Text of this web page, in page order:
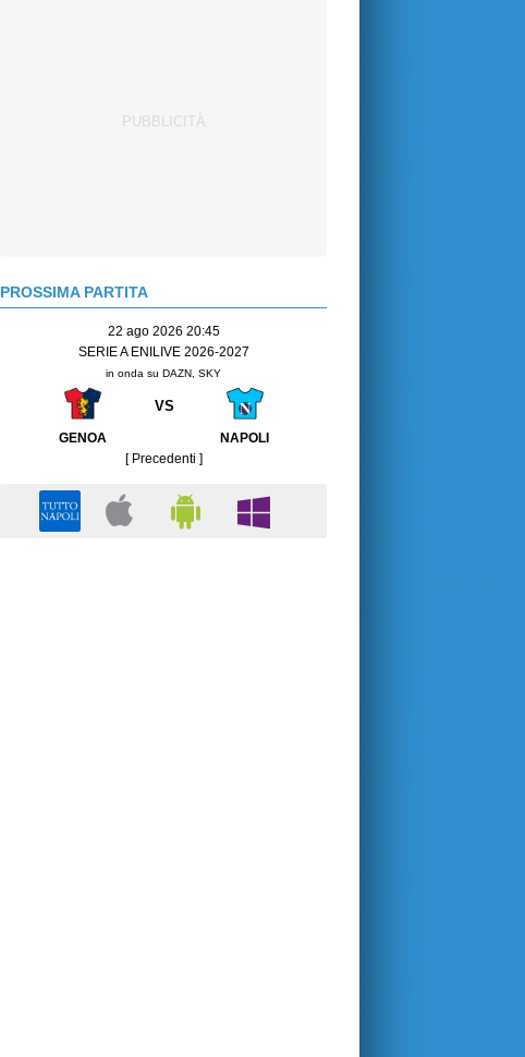
PROSSIMA PARTITA
22 ago 2026 20:45
SERIE A ENILIVE 2026-2027
in onda su DAZN, SKY
VS
GENOA
NAPOLI
[ Precedenti ]